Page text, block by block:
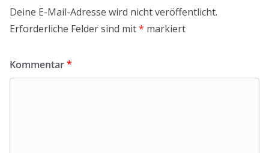
Deine E-Mail-Adresse wird nicht veröffentlicht.
Erforderliche Felder sind mit* markiert
Kommentar*